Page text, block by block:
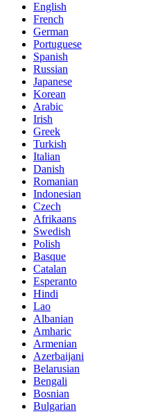
English
French
German
Portuguese
Spanish
Russian
Japanese
Korean
Arabic
Irish
Greek
Turkish
Italian
Danish
Romanian
Indonesian
Czech
Afrikaans
Swedish
Polish
Basque
Catalan
Esperanto
Hindi
Lao
Albanian
Amharic
Armenian
Azerbaijani
Belarusian
Bengali
Bosnian
Bulgarian